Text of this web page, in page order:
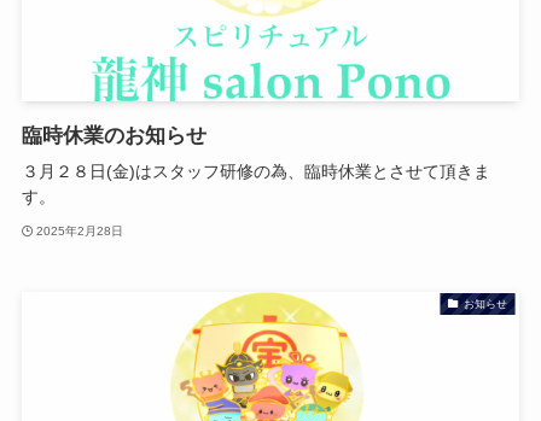
臨時休業のお知らせ
３月２８日(金)はスタッフ研修の為、臨時休業とさせて頂きま
す。
2025年2月28日
お知らせ